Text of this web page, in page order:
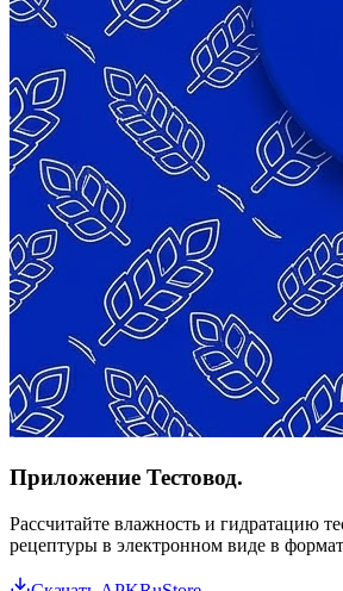
Приложение Тестовод.
Рассчитайте влажность и гидратацию
рецептуры в электронном виде в